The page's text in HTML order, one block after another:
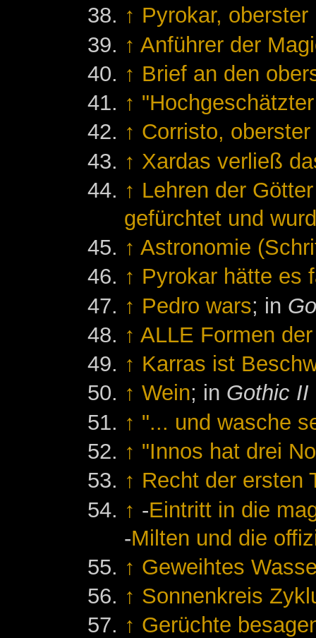
↑ Pyrokar,
↑ Anführer der
↑ Brief an den
↑
↑ Corristo,
↑ Xardas verließ
↑ Lehren der
gefürchtet und
↑ Astronomie
↑ Pyrokar hätte es
↑ Pedro wars; in
↑ ALLE Formen
↑ Karras ist
↑ Wein; in Gothic II
↑ "... und wasche
↑ "Innos hat drei
↑ Recht der ersten
↑ -Eintritt in die
-Milten und die
↑ Geweihtes
↑ Sonnenkreis
↑ Gerüchte